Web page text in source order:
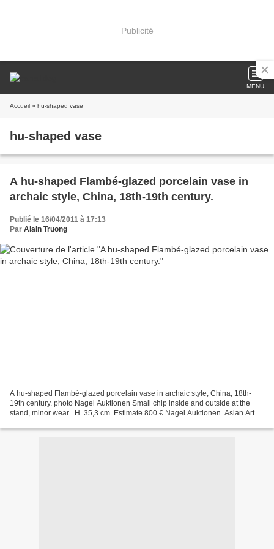
Publicité
MENU
Accueil » hu-shaped vase
hu-shaped vase
A hu-shaped Flambé-glazed porcelain vase in
archaic style, China, 18th-19th century.
Publié le 16/04/2011 à 17:13
Par Alain Truong
A hu-shaped Flambé-glazed porcelain vase in archaic style, China, 18th-
19th century. photo Nagel Auktionen Small chip inside and outside at the
stand, minor wear . H. 35,3 cm. Estimate 800 € Nagel Auktionen. Asian Art.